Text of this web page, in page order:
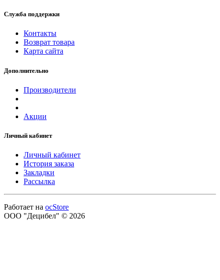
Служба поддержки
Контакты
Возврат товара
Карта сайта
Дополнительно
Производители
Акции
Личный кабинет
Личный кабинет
История заказа
Закладки
Рассылка
Работает на ocStore
ООО "Децибел" © 2026